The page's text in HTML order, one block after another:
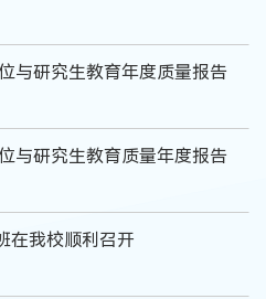
与研究生教育年度质量报告
与研究生教育质量年度报告
在我校顺利召开